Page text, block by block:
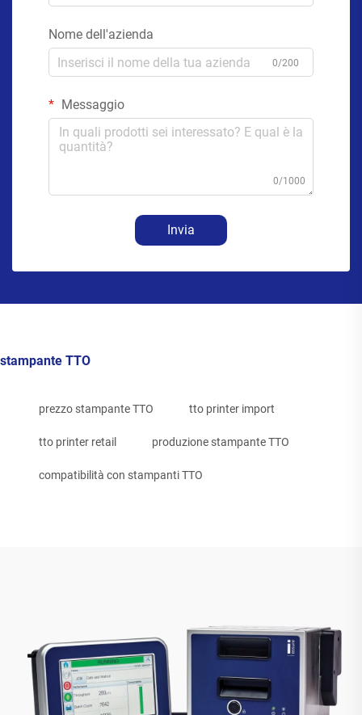
Nome dell'azienda
0/200
Messaggio
0/1000
Invia
stampante TTO
prezzo stampante TTO tto printer import
tto printer retail produzione stampante TTO
compatibilità con stampanti TTO